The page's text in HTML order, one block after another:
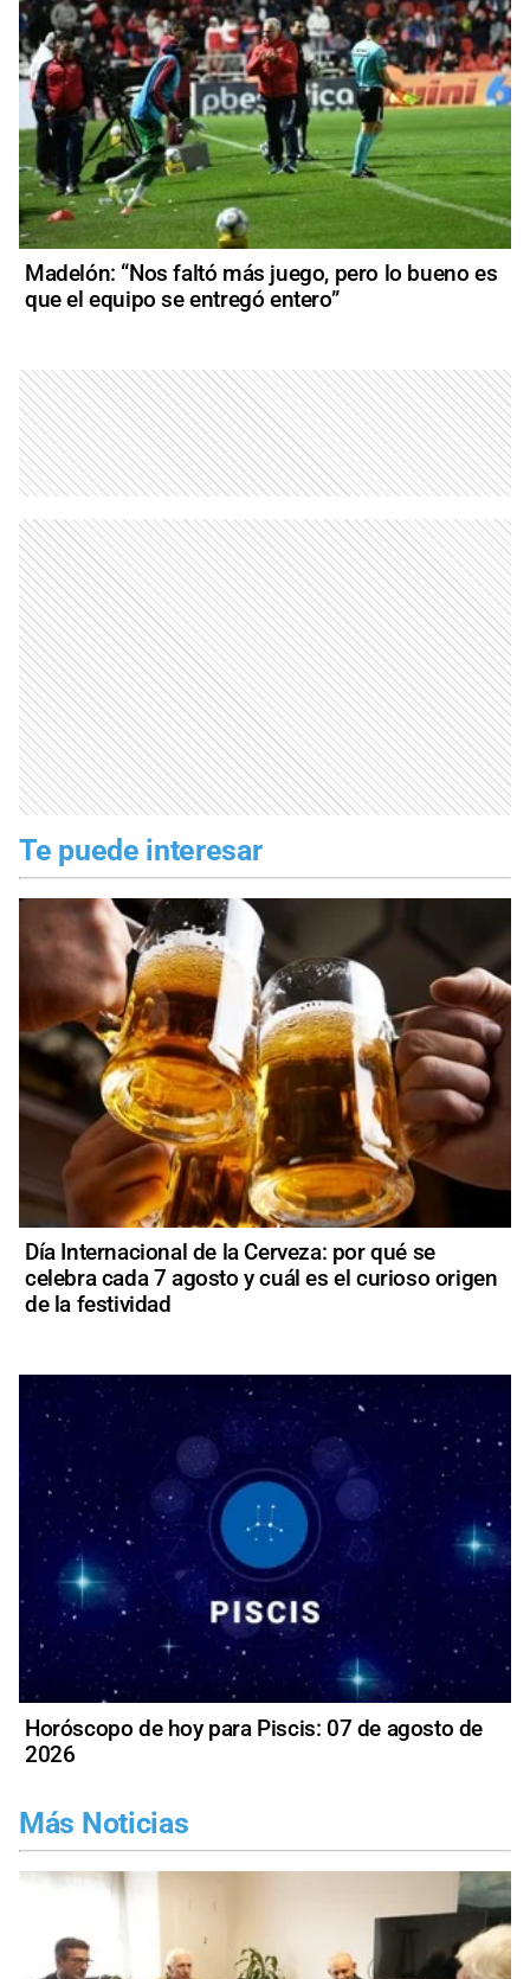
Madelón: “Nos faltó más juego, pero lo bueno es
que el equipo se entregó entero”
Te puede interesar
Día Internacional de la Cerveza: por qué se
celebra cada 7 agosto y cuál es el curioso origen
de la festividad
Horóscopo de hoy para Piscis: 07 de agosto de
2026
Más Noticias